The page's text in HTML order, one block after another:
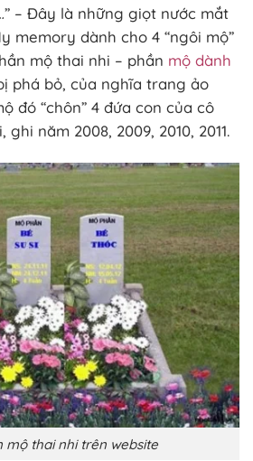
” – Đây là những giọt nước mắt
memory dành cho 4 “ngôi mộ”
mộ thai nhi – phần mộ dành
phá bỏ, của nghĩa trang ảo
đó “chôn” 4 đứa con của cô
năm 2008, 2009, 2010, 2011.
mộ thai nhi trên website